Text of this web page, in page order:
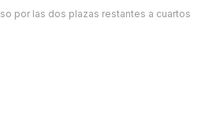
por las dos plazas restantes a cuartos